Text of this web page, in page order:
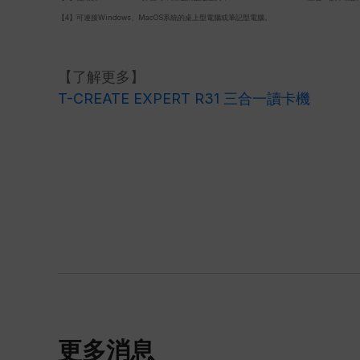
【4】可連接Windows、MacOS系統的桌上型電腦或筆記型電腦。
【了解更多】
T-CREATE EXPERT R31 三合一讀卡機
更多消息